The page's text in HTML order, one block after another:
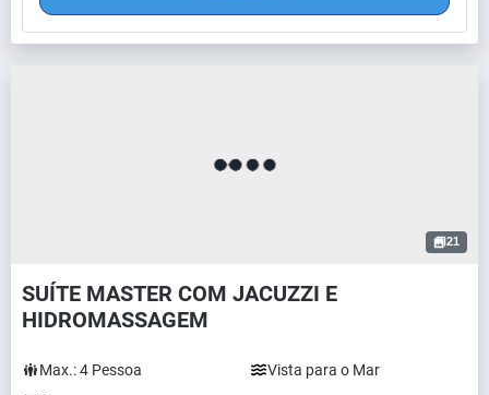
21
SUÍTE MASTER COM JACUZZI E
HIDROMASSAGEM
Max.:4 Pessoa
Vista para o Mar